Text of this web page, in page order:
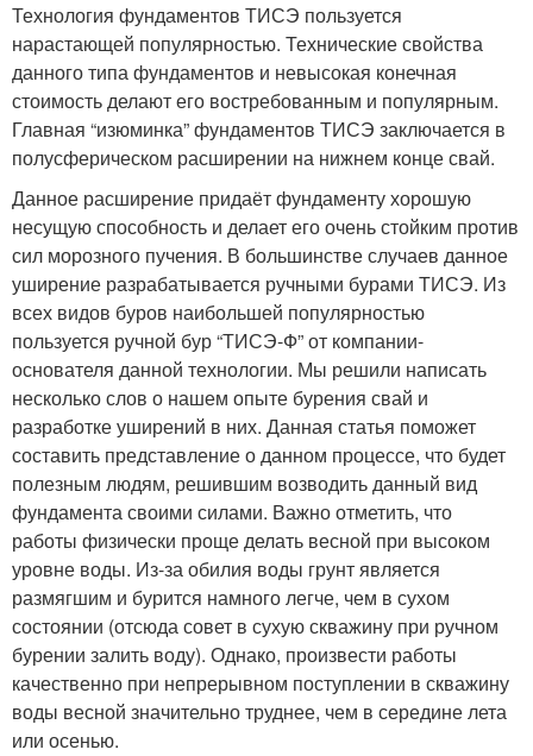
Технология фундаментов ТИСЭ пользуется
нарастающей популярностью. Технические свойства
данного типа фундаментов и невысокая конечная
стоимость делают его востребованным и популярным.
Главная “изюминка” фундаментов ТИСЭ заключается в
полусферическом расширении на нижнем конце свай.
Данное расширение придаёт фундаменту хорошую
несущую способность и делает его очень стойким против
сил морозного пучения. В большинстве случаев данное
уширение разрабатывается ручными бурами ТИСЭ. Из
всех видов буров наибольшей популярностью
пользуется ручной бур “ТИСЭ-Ф” от компании-
основателя данной технологии. Мы решили написать
несколько слов о нашем опыте бурения свай и
разработке уширений в них. Данная статья поможет
составить представление о данном процессе, что будет
полезным людям, решившим возводить данный вид
фундамента своими силами. Важно отметить, что
работы физически проще делать весной при высоком
уровне воды. Из-за обилия воды грунт является
размягшим и бурится намного легче, чем в сухом
состоянии (отсюда совет в сухую скважину при ручном
бурении залить воду). Однако, произвести работы
качественно при непрерывном поступлении в скважину
воды весной значительно труднее, чем в середине лета
или осенью.